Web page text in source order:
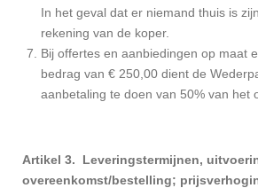
In het geval dat er niemand thuis is
rekening van de koper.
Bij offertes en aanbiedingen op maat
bedrag van € 250,00 dient de
aanbetaling te doen van 50% van het
Artikel 3. Leveringstermijnen,
overeenkomst/bestelling;